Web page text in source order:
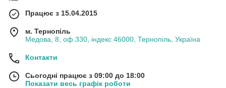
Працює з 15.04.2015
м. Тернопіль
Медова, 8, оф.330, індекс 46000, Тернопіль, Україна
Контакти
Сьогодні працює з 09:00 до 18:00
Показати весь графік роботи